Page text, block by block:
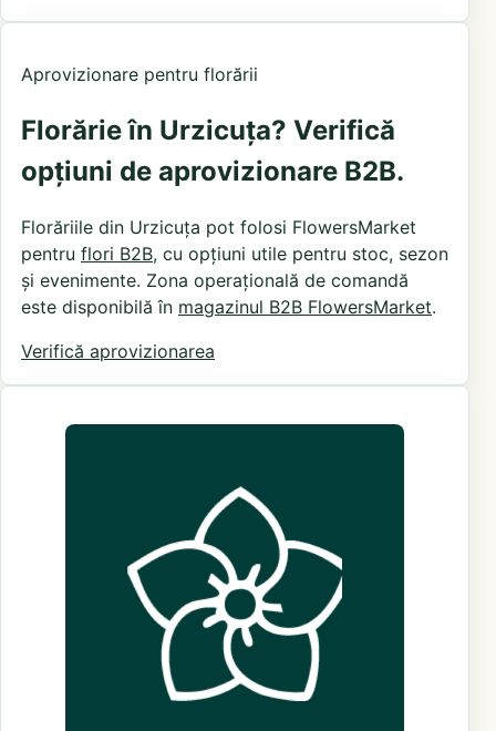
Aprovizionare pentru florării
Florărie în Urzicuța? Verifică
opțiuni de aprovizionare B2B.
Florăriile din Urzicuța pot folosi FlowersMarket
pentru flori B2B, cu opțiuni utile pentru stoc, sezon
și evenimente. Zona operațională de comandă
este disponibilă în magazinul B2B FlowersMarket.
Verifică aprovizionarea